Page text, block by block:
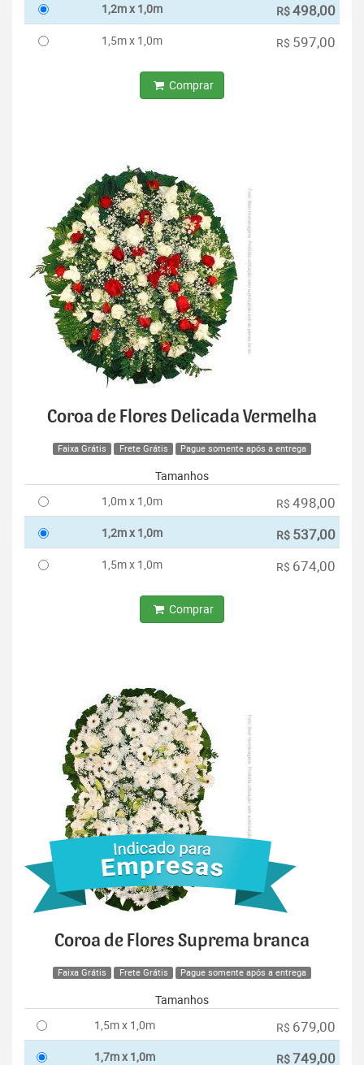
1,2m x 1,0m R$498,00
1,5m x 1,0m R$ 597,00
Comprar
Coroa de Flores Delicada Vermelha
Faixa Grátis Frete Grátis Pague somente após a entrega
Tamanhos
1,0m x 1,0m
R$ 498,00
1,2m x 1,0m R$ 537,00
1,5m x 1,0m R$ 674,00
Comprar
Coroa de Flores Suprema branca
Faixa Grátis Frete Grátis Pague somente após a entrega
Tamanhos
1,5m x 1,0m
R$ 679,00
1,7m x 1,0m R$749,00